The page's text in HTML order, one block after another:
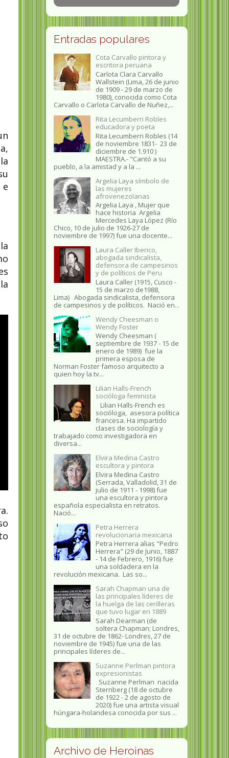
Entradas populares
Cota Carvallo pintora y
escritora peruana
Carlota Clara Carvallo
Wallstein (Lima, 26 de junio
de 1909 - 29 de marzo de
1980), conocida como Cota
Carvallo o Carlota Carvallo de Nuñez,...
Rita Lecumberri Robles
educadora y poeta
Rita Lecumberri Robles (14
de noviembre 1831- 23 de
diciembre de 1.910 )
MAESTRA.- "Cantó a su
pueblo, a la amistad y a la ...
Argelia Laya símbolo de
las mujeres
afrovenezolanas
Argelia Laya , Mujer que
hace historia Argelia
Mercedes Laya López (Río
Chico, 10 de julio de 1926-27 de
noviembre de 1997) fue una docente...
Laura Caller Iberico,
abogada sindicalista,
defensora de campesinos
y de políticos de Peru
Laura Caller (1915, Cusco -
15 de marzo de1988,
Lima) Abogada sindicalista, defensora
de campesinos y de políticos. Nació en...
Wendy Cheesman o
Wendy Foster
Wendy Cheesman (
septiembre de 1937 - 15 de
enero de 1989) fue la
primera esposa de
Norman Foster famoso arquitecto a
quien hoy la tv...
Lilian Halls-French
socióloga feminista
Lilian Halls-French es
socióloga, asesora política
francesa. Ha impartido
clases de sociología y
trabajado como investigadora en
diversa...
Elvira Medina Castro
escultora y pintora
Elvira Medina Castro
(Serrada, Valladolid, 31 de
julio de 1911 - 1998) fue
una escultora y pintora
española especialista en retratos.
Nació...
Petra Herrera
revolucionaria mexicana
Petra Herrera alias "Pedro
Herrera" (29 de Junio, 1887
- 14 de Febrero, 1916) fue
una soldadera en la
revolución mexicana. Las so...
Sarah Chapman una de
las principales líderes de
la huelga de las cerilleras
que tuvo lugar en 1889
Sarah Dearman (de
soltera Chapman; Londres,
31 de octubre de 1862​- Londres, 27 de
noviembre de 1945)​ fue una de las
principales líderes de...
Suzanne Perlman pintora
expresionistas
Suzanne Perlman nacida
Sternberg (18 de octubre
de 1922 - 2 de agosto de
2020) fue una artista visual
húngara-holandesa conocida por sus ...
Archivo de Heroinas